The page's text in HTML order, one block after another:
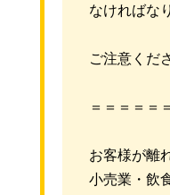
なければな
ご注意くだ
＝＝＝＝＝
お客様が離
小売業・飲